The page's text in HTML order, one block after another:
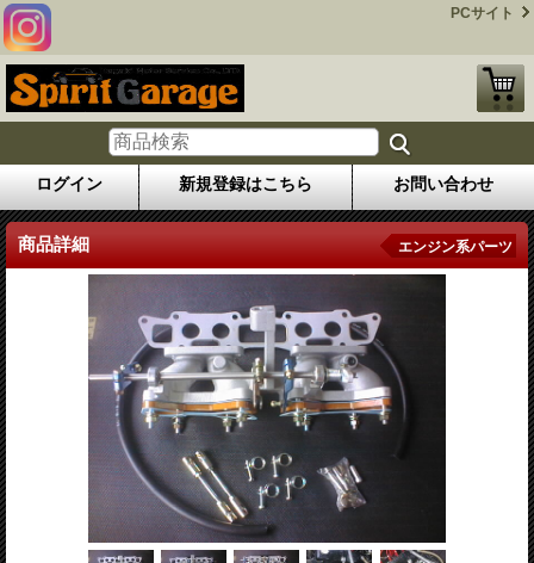
PCサイト
ログイン 新規登録はこちら お問い合わせ
商品詳細 エンジン系パーツ